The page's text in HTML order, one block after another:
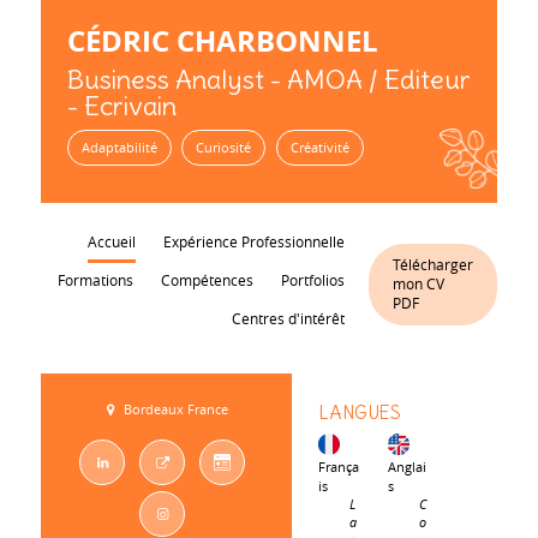
CÉDRIC CHARBONNEL
Business Analyst - AMOA / Editeur
- Ecrivain
Adaptabilité Curiosité Créativité
Accueil
Expérience Professionnelle
Formations
Compétences
Portfolios
Centres d'intérêt
Télécharger
mon CV
PDF
Bordeaux France LANGUES
França
is
L
a
Anglai
s
C
o